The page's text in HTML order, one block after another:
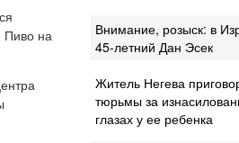
Пиво на
Внимание, розыск: в
45-летний Дан Эсек
Житель Негева
тюрьмы за
глазах у ее ребенка